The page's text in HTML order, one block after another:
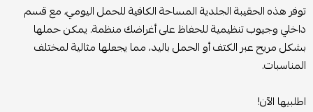
توفر هذه الحقيبة الجلدية المساحة الكافية للحمل اليومي، مع قسم
داخلي وجيوب تنظيمية للحفاظ على أغراضك منظمة. يمكن حملها
بشكل مريح عبر الكتف أو الحمل باليد، مما يجعلها مثالية لمختلف
المناسبات.
اطلبيها الآن!